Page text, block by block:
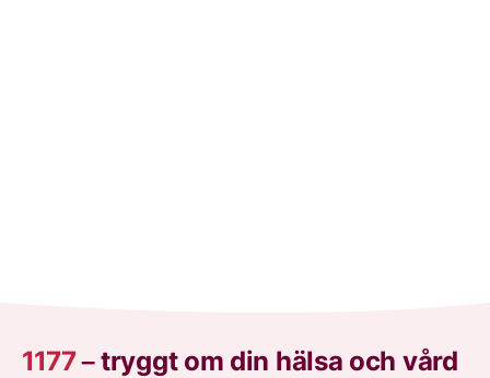
1177–tryggt om din hälsa och vård